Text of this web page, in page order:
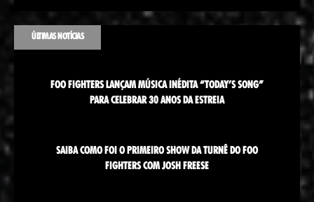
ÚLTIMAS NOTÍCIAS
FOO FIGHTERS LANÇAM MÚSICA INÉDITA “TODAY’S SONG”
PARA CELEBRAR 30 ANOS DA ESTREIA
SAIBA COMO FOI O PRIMEIRO SHOW DA TURNÊ DO FOO
FIGHTERS COM JOSH FREESE